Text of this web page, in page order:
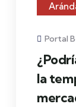
Portal
la